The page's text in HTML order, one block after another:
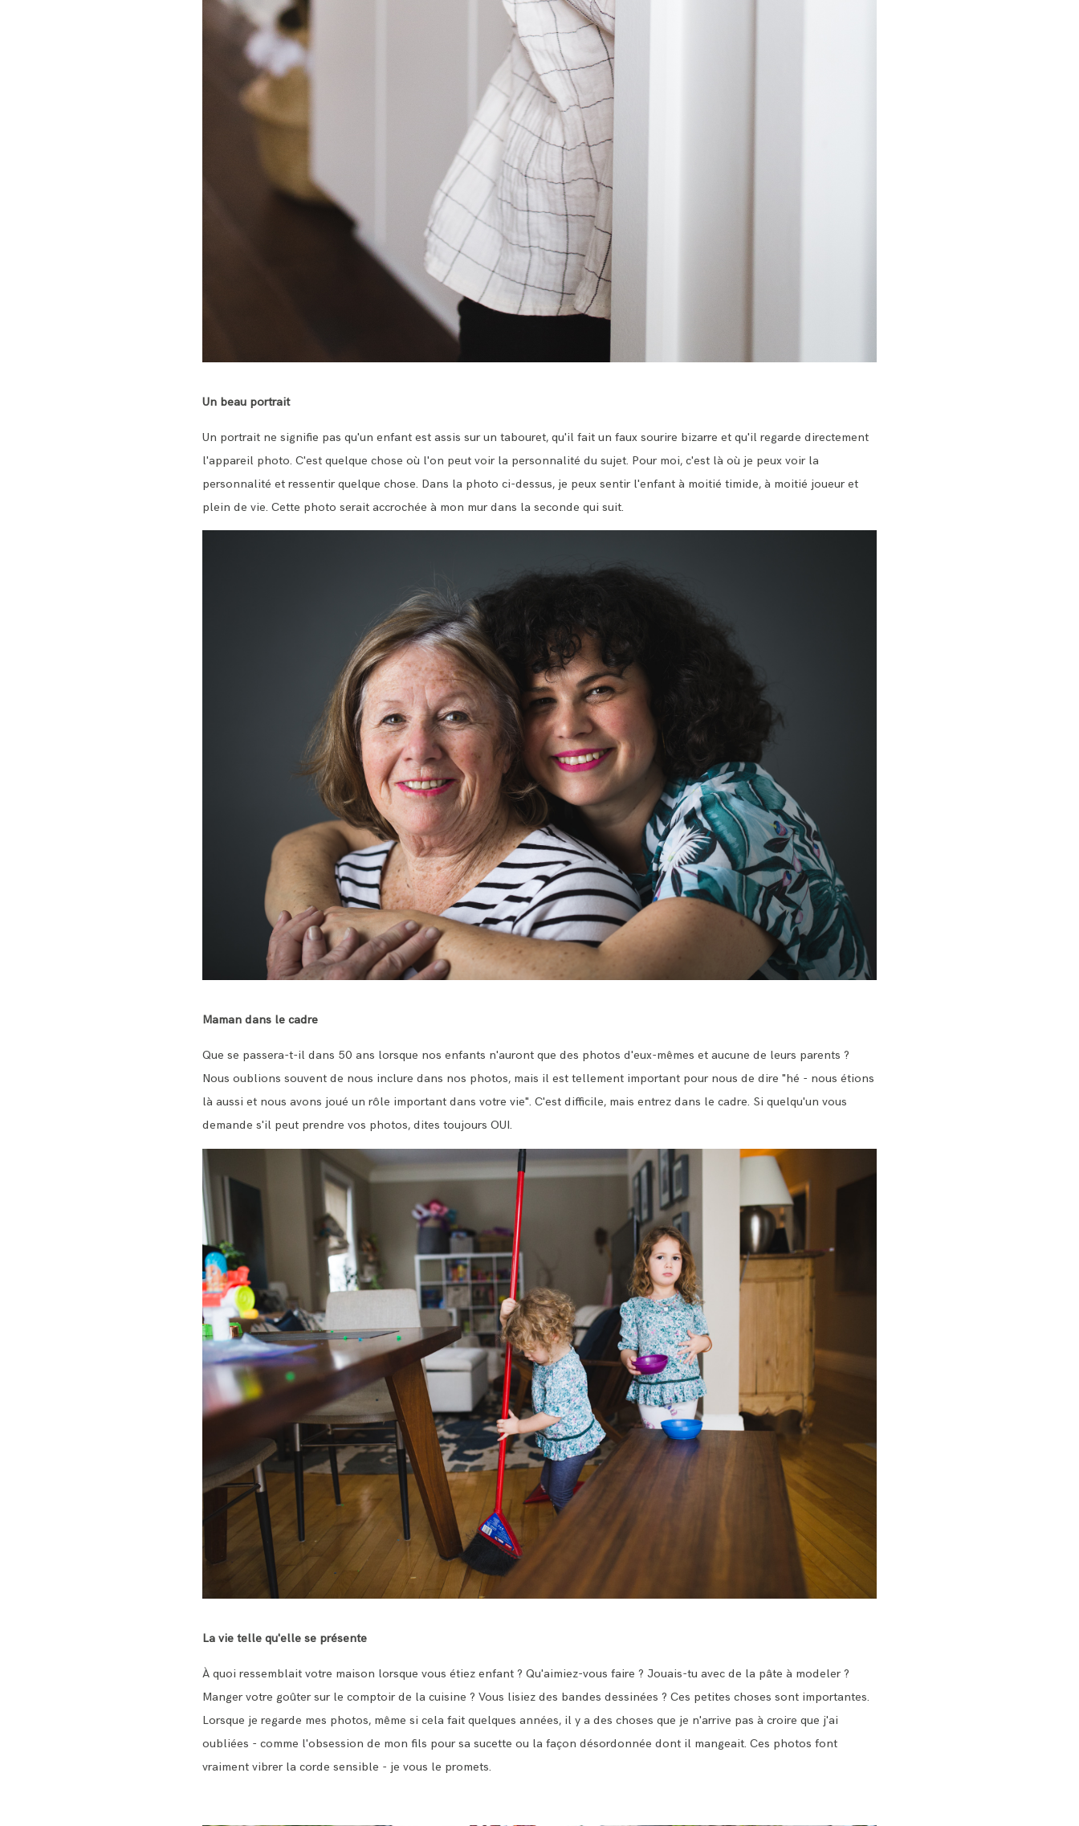
Un beau portrait
Un portrait ne signifie pas qu'un enfant est assis sur un tabouret, qu'il fait un faux sourire bizarre et qu'il regarde directement
l'appareil photo. C'est quelque chose où l'on peut voir la personnalité du sujet. Pour moi, c'est là où je peux voir la
personnalité et ressentir quelque chose. Dans la photo ci-dessus, je peux sentir l'enfant à moitié timide, à moitié joueur et
plein de vie. Cette photo serait accrochée à mon mur dans la seconde qui suit.
Maman dans le cadre
Que se passera-t-il dans 50 ans lorsque nos enfants n'auront que des photos d'eux-mêmes et aucune de leurs parents ?
Nous oublions souvent de nous inclure dans nos photos, mais il est tellement important pour nous de dire "hé - nous étions
là aussi et nous avons joué un rôle important dans votre vie". C'est difficile, mais entrez dans le cadre. Si quelqu'un vous
demande s'il peut prendre vos photos, dites toujours OUI.
La vie telle qu'elle se présente
À quoi ressemblait votre maison lorsque vous étiez enfant ? Qu'aimiez-vous faire ? Jouais-tu avec de la pâte à modeler ?
Manger votre goûter sur le comptoir de la cuisine ? Vous lisiez des bandes dessinées ? Ces petites choses sont importantes.
Lorsque je regarde mes photos, même si cela fait quelques années, il y a des choses que je n'arrive pas à croire que j'ai
oubliées - comme l'obsession de mon fils pour sa sucette ou la façon désordonnée dont il mangeait. Ces photos font
vraiment vibrer la corde sensible - je vous le promets.